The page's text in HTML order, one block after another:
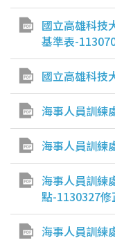
國立高雄科技
基準表-
國立高雄科技
海事人員訓練
海事人員訓練
海事人員訓練
點-1130327修
海事人員訓練